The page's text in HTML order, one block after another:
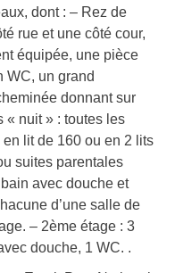
dont : – Rez de
rue et une côté cour,
équipée, une pièce
WC, un grand
donnant sur
« nuit » : toutes les
lit de 160 ou en 2 lits
suites parentales
avec douche et
d’une salle de
– 2ème étage : 3
douche, 1 WC. .